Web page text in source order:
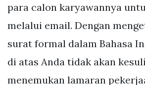
para calon karyawannya
melalui email. Dengan
surat formal dalam Bahasa
di atas Anda tidak akan
menemukan lamaran